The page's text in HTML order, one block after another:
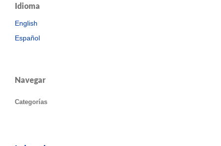
Idioma
English
Español
Navegar
Categorías